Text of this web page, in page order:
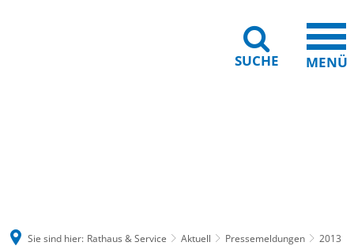
SUCHE MENÜ
Sie sind hier: Rathaus & Service Aktuell Pressemeldungen
2013